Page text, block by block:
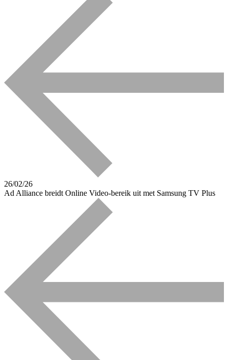
26/02/26
Ad Alliance breidt Online Video-bereik uit met Samsung TV Plus